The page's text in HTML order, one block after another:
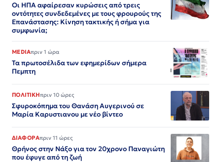
Οι ΗΠΑ αφαίρεσαν κυρώσεις από τρεις
οντότητες συνδεδεμένες με τους φρουρούς της
Επανάστασης: Κίνηση τακτικής ή σήμα για
συμφωνία;
MEDIAπριν 1 ώρα
Τα πρωτοσέλιδα των εφημερίδων σήμερα
Πεμπτη
ΠΟΛΙΤΙΚΗπριν 10 ώρες
Σφυροκόπημα του Θανάση Αυγερινού σε
Μαρία Καρυστιανου με νέο βίντεο
ΔΙΑΦΟΡΑπριν 11 ώρες
Θρήνος στην Νάξο για τον 20χρονο Παναγιώτη
που έφυγε από τη ζωή